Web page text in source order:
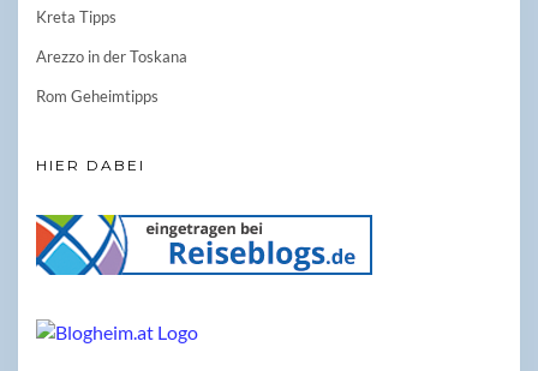
Kreta Tipps
Arezzo in der Toskana
Rom Geheimtipps
HIER DABEI